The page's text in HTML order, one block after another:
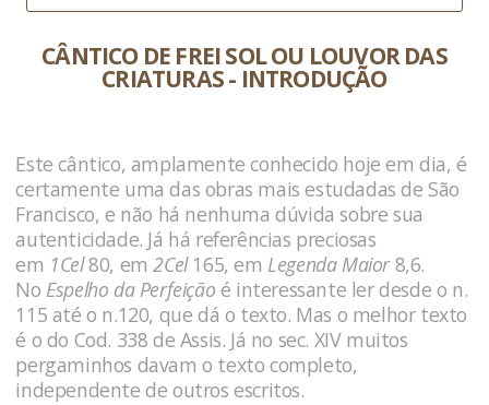
CÂNTICO DE FREI SOL OU LOUVOR DAS
CRIATURAS - INTRODUÇÃO
Este cântico, amplamente conhecido hoje em dia, é
certamente uma das obras mais estudadas de São
Francisco, e não há nenhuma dúvida sobre sua
autenticidade. Já há referências preciosas
em 1Cel80, em2Cel165, em Legenda Maior8,6.
No Espelho da Perfeição é interessante ler desde o n.
115 até o n.120, que dá o texto. Mas o melhor texto
é o do Cod. 338 de Assis. Já no sec. XIV muitos
pergaminhos davam o texto completo,
independente de outros escritos.